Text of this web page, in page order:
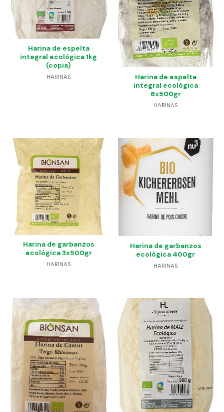
Harina de espelta
integral ecológica 1kg
(copia)
HARINAS
Harina de espelta
integral ecológica
6x500gr
HARINAS
Harina de garbanzos
ecológica 3x500gr
HARINAS
Harina de garbanzos
ecológica 400gr
HARINAS